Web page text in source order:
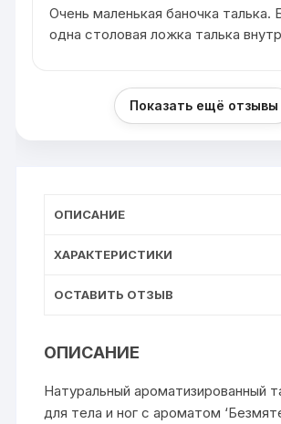
Очень маленькая баночка талька.
одна столовая ложка талька
Показать ещё отзывы
ОПИСАНИЕ
ХАРАКТЕРИСТИКИ
ОСТАВИТЬ ОТЗЫВ
ОПИСАНИЕ
Натуральный ароматизированный
для тела и ног с ароматом